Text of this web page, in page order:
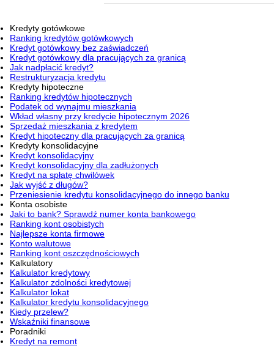
Kredyty gotówkowe
Ranking kredytów gotówkowych
Kredyt gotówkowy bez zaświadczeń
Kredyt gotówkowy dla pracujących za granicą
Jak nadpłacić kredyt?
Restrukturyzacja kredytu
Kredyty hipoteczne
Ranking kredytów hipotecznych
Podatek od wynajmu mieszkania
Wkład własny przy kredycie hipotecznym 2026
Sprzedaż mieszkania z kredytem
Kredyt hipoteczny dla pracujących za granicą
Kredyty konsolidacyjne
Kredyt konsolidacyjny
Kredyt konsolidacyjny dla zadłużonych
Kredyt na spłatę chwilówek
Jak wyjść z długów?
Przeniesienie kredytu konsolidacyjnego do innego banku
Konta osobiste
Jaki to bank? Sprawdź numer konta bankowego
Ranking kont osobistych
Najlepsze konta firmowe
Konto walutowe
Ranking kont oszczędnościowych
Kalkulatory
Kalkulator kredytowy
Kalkulator zdolności kredytowej
Kalkulator lokat
Kalkulator kredytu konsolidacyjnego
Kiedy przelew?
Wskaźniki finansowe
Poradniki
Kredyt na remont